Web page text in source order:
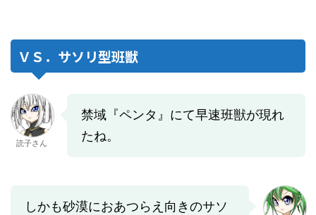
ＶＳ．サソリ型班獣
読子さん
禁域『ペンタ』にて早速班獣が現れ
たね。
しかも砂漠におあつらえ向きのサソ